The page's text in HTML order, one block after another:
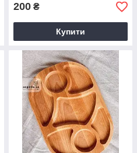
200 ₴
Купити